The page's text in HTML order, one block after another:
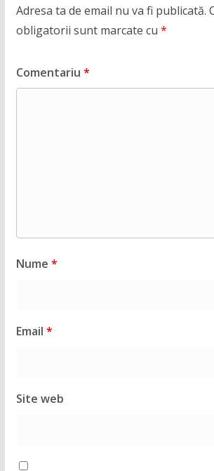
Adresa ta de email nu va fi publicată.
obligatorii sunt marcate cu *
Comentariu *
Nume *
Email *
Site web